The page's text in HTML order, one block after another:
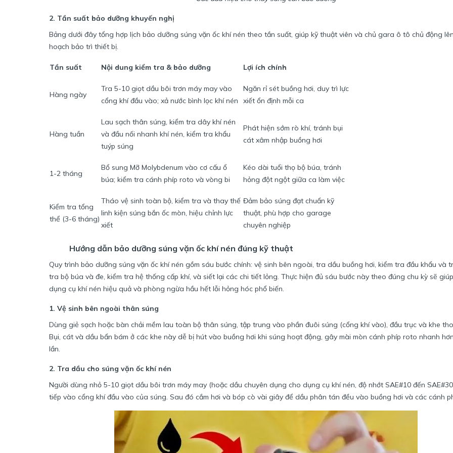
2. Tần suất bảo dưỡng khuyến nghị
Bảng dưới đây tổng hợp lịch bảo dưỡng súng vặn ốc khí nén theo tần suất, giúp kỹ thuật viên và chủ gara ô tô chủ động
hoạch bảo trì thiết bị.
Tần suất Nội dung kiểm tra & bảo dưỡng Lợi ích chính
Hàng ngày
Tra 5-10 giọt dầu bôi trơn máy may vào
cổng khí đầu vào; xả nước bình lọc khí nén
Ngăn rỉ sét buồng hơi, duy trì lực
xiết ổn định mỗi ca
Hàng tuần
Lau sạch thân súng, kiểm tra dây khí nén
và đầu nối nhanh khí nén, kiểm tra khẩu
tuýp súng
Phát hiện sớm rò khí, tránh bụi
cát xâm nhập buồng hơi
1-2 tháng
Bổ sung Mỡ Molybdenum vào cơ cấu ổ
búa; kiểm tra cánh phíp roto và vòng bi
Kéo dài tuổi thọ bộ búa, tránh
hỏng đột ngột giữa ca làm việc
Kiểm tra tổng
thể (3-6 tháng)
Tháo vệ sinh toàn bộ, kiểm tra và thay thế
linh kiện súng bắn ốc mòn, hiệu chỉnh lực
xiết
Đảm bảo súng đạt chuẩn kỹ
thuật, phù hợp cho garage
chuyên nghiệp
Hướng dẫn bảo dưỡng súng vặn ốc khí nén đúng kỹ thuật
Quy trình bảo dưỡng súng vặn ốc khí nén gồm sáu bước chính: vệ sinh bên ngoài, tra dầu buồng hơi, kiểm tra đầu khẩu và
tra bộ búa và đe, kiểm tra hệ thống cấp khí, và siết lại các chi tiết lỏng. Thực hiện đủ sáu bước này theo đúng chu kỳ sẽ
dụng cụ khí nén hiệu quả và phòng ngừa hầu hết lỗi hỏng hóc phổ biến.
1. Vệ sinh bên ngoài thân súng
Dùng giẻ sạch hoặc bàn chải mềm lau toàn bộ thân súng, tập trung vào phần đuôi súng (cổng khí vào), đầu trục và khe
Bụi, cát và dầu bẩn bám ở các khe này dễ bị hút vào buồng hơi khi súng hoạt động, gây mài mòn cánh phíp roto nhanh
lần.
2. Tra dầu cho súng vặn ốc khí nén
Người dùng nhỏ 5-10 giọt dầu bôi trơn máy may (hoặc dầu chuyên dụng cho dụng cụ khí nén, độ nhớt SAE#10 đến
tiếp vào cổng khí đầu vào của súng. Sau đó cắm hơi và bóp cò vài giây để dầu phân tán đều vào buồng hơi và các cánh